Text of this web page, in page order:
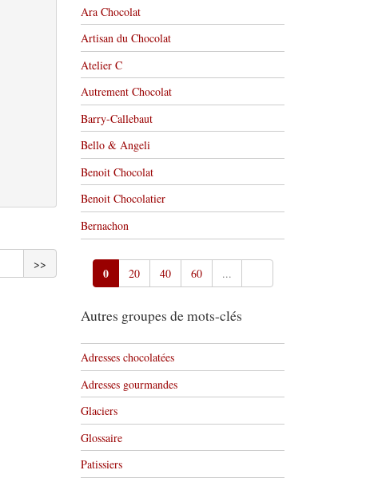
>>
Ara Chocolat
Artisan du Chocolat
Atelier C
Autrement Chocolat
Barry-Callebaut
Bello & Angeli
Benoit Chocolat
Benoit Chocolatier
Bernachon
0 20 40 60 ...
Autres groupes de mots-clés
Adresses chocolatées
Adresses gourmandes
Glaciers
Glossaire
Patissiers